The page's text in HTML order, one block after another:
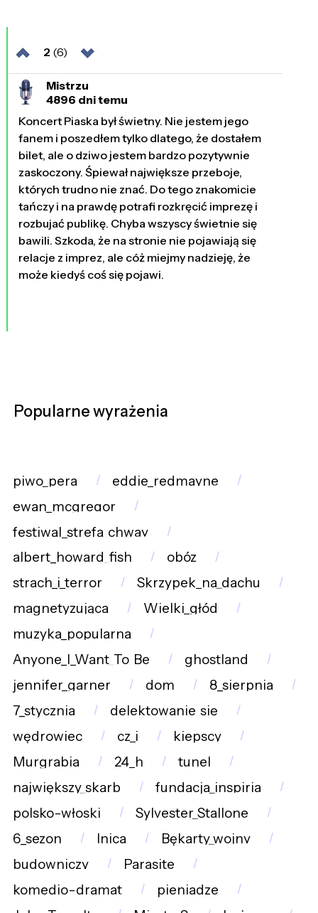
2 (6)
Mistrzu
4896 dni temu
Koncert Piaska był świetny. Nie jestem jego
fanem i poszedłem tylko dlatego, że dostałem
bilet, ale o dziwo jestem bardzo pozytywnie
zaskoczony. Śpiewał największe przeboje,
których trudno nie znać. Do tego znakomicie
tańczy i na prawdę potrafi rozkręcić imprezę i
rozbujać publikę. Chyba wszyscy świetnie się
bawili. Szkoda, że na stronie nie pojawiają się
relacje z imprez, ale cóż miejmy nadzieję, że
może kiedyś coś się pojawi.
Popularne wyrażenia
piwo_pera
eddie_redmayne
ewan_mcgregor
festiwal_strefa_chway
albert_howard_fish
obóz
strach_i_terror
Skrzypek_na_dachu
magnetyzująca
Wielki_głód
muzyka_popularna
Anyone_I_Want_To_Be
ghostland
jennifer_garner
dom
8_sierpnia
7_stycznia
delektowanie_się
wędrowiec
cz_i
kiepscy
Murgrabia
24_h
tunel
największy_skarb
fundacja_inspiria
polsko-włoski
Sylvester_Stallone
6_sezon
lnica
Bękarty_wojny
budowniczy
Parasite
komedio-dramat
pieniadze